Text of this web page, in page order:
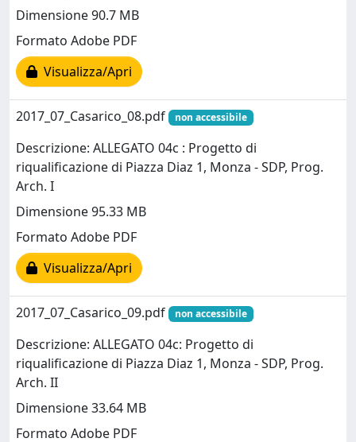
Dimensione 90.7 MB
Formato Adobe PDF
Visualizza/Apri
2017_07_Casarico_08.pdf non accessibile
Descrizione: ALLEGATO 04c : Progetto di
riqualificazione di Piazza Diaz 1, Monza - SDP, Prog.
Arch. I
Dimensione 95.33 MB
Formato Adobe PDF
Visualizza/Apri
2017_07_Casarico_09.pdf non accessibile
Descrizione: ALLEGATO 04c: Progetto di
riqualificazione di Piazza Diaz 1, Monza - SDP, Prog.
Arch. II
Dimensione 33.64 MB
Formato Adobe PDF